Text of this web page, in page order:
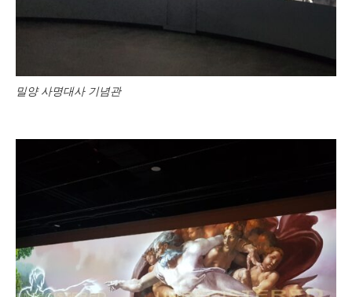
밀양 사명대사 기념관